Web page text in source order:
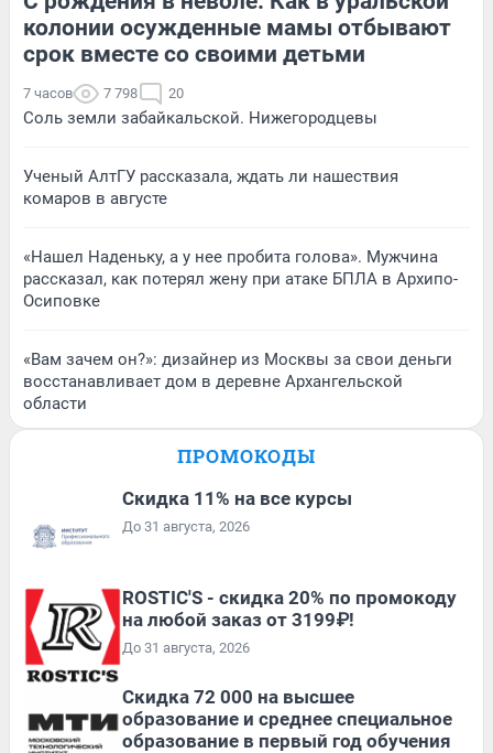
колонии осужденные мамы отбывают
срок вместе со своими детьми
7 часов 7 798 20
Соль земли забайкальской. Нижегородцевы
Ученый АлтГУ рассказала, ждать ли нашествия
комаров в августе
«Нашел Наденьку, а у нее пробита голова». Мужчина
рассказал, как потерял жену при атаке БПЛА в Архипо-
Осиповке
«Вам зачем он?»: дизайнер из Москвы за свои деньги
восстанавливает дом в деревне Архангельской
области
ПРОМОКОДЫ
Скидка 11% на все курсы
До 31 августа, 2026
ROSTIC'S - скидка 20% по промокоду
на любой заказ от 3199₽!
До 31 августа, 2026
Скидка 72 000 на высшее
образование и среднее специальное
образование в первый год обучения